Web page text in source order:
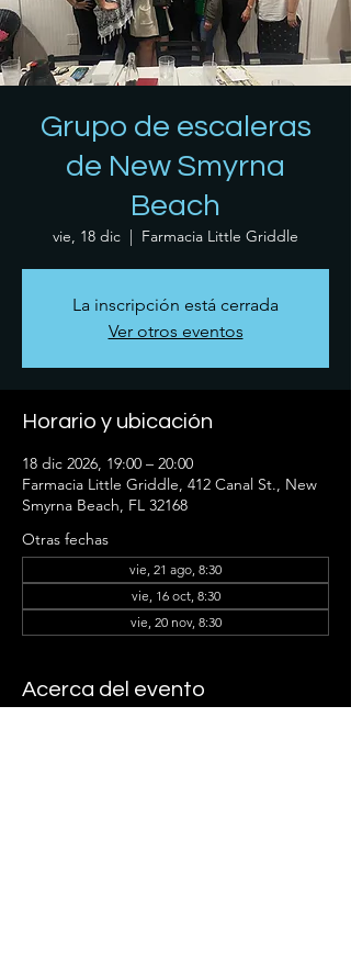
Grupo de escaleras
de New Smyrna
Beach
vie, 18 dic
  |
Farmacia Little Griddle
La inscripción está cerrada
Ver otros eventos
Horario y ubicación
18 dic 2026, 19:00 – 20:00
Farmacia Little Griddle, 412 Canal St., New
Smyrna Beach, FL 32168
Otras fechas
vie, 21 ago, 8:30
vie, 16 oct, 8:30
vie, 20 nov, 8:30
Acerca del evento